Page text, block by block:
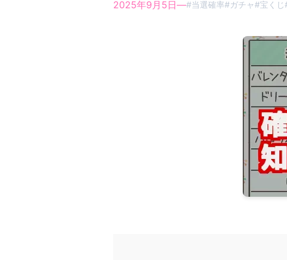
2025年9月5日—#当選確率#ガチャ#宝くじ